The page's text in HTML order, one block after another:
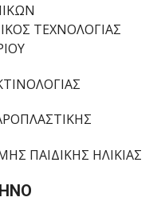
ΤΕΧΝΟΛΟΓΙΑΣ
ΠΑΙΔΙΚΗΣ ΗΛΙΚΙΑΣ